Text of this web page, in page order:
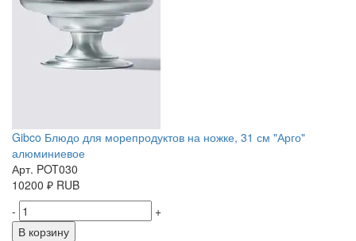
Gibco Блюдо для морепродуктов на ножке, 31 см "Арго"
алюминиевое
Арт. POT030
10200 ₽ RUB
-
+
В корзину